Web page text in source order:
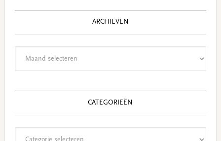
ARCHIEVEN
CATEGORIEËN